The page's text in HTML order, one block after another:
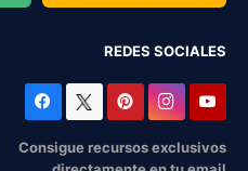
REDES SOCIALES
Consigue recursos exclusivos